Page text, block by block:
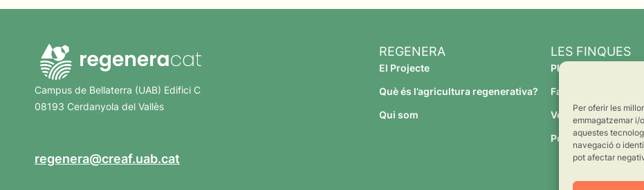
Per oferir les
emmagatzemar i/
aquestes
navegació o
pot afectar
Campus de Bellaterra (UAB) Edifici C
08193 Cerdanyola del Vallès
regenera@creaf.uab.cat
REGENERA
El Projecte
Què és l’agricultura regenerativa?
Qui som
LES FINQUES
Planeses
Família Torres
Verdcamp Fruits
Pomona Fruits